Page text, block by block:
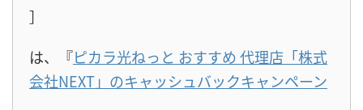
］
は、『ピカラ光ねっと おすすめ 代理店「株式
会社NEXT」のキャッシュバックキャンペーン